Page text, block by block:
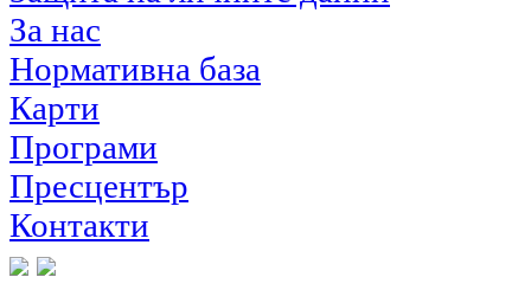
За нас
Нормативна база
Карти
Програми
Пресцентър
Контакти